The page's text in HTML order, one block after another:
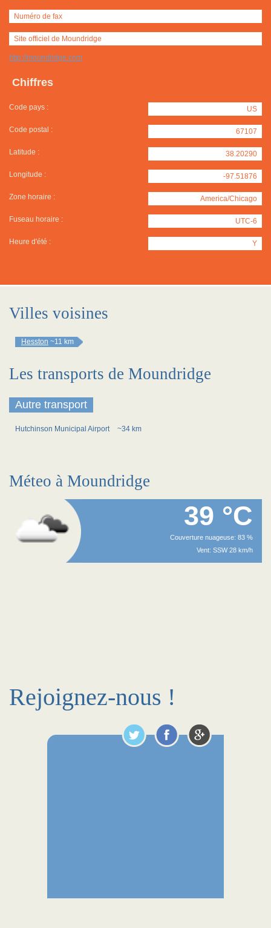
Numéro de fax
Site officiel de Moundridge
http://moundridge.com
Chiffres
Code pays : US
Code postal : 67107
Latitude : 38.20290
Longitude : -97.51876
Zone horaire : America/Chicago
Fuseau horaire : UTC-6
Heure d'été : Y
Villes voisines
Hesston ~11 km
Les transports de Moundridge
Autre transport
Hutchinson Municipal Airport ~34 km
Méteo à Moundridge
39 °C
Couverture nuageuse: 83 %
Vent: SSW 28 km/h
Rejoignez-nous !